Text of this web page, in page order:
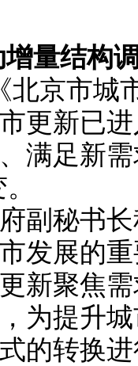
量结构
京市城
更新已
满足新
秘书长
发展的
新聚焦
为提升
的转换